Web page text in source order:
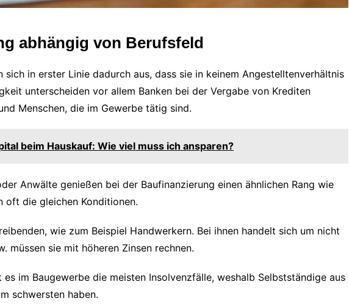
abhängig von Berufsfeld
sich in erster Linie dadurch aus, dass sie in keinem Angestelltenverhältnis
unterscheiden vor allem Banken bei der Vergabe von Krediten
Menschen, die im Gewerbe tätig sind.
beim Hauskauf: Wie viel muss ich ansparen?
Anwälte genießen bei der Baufinanzierung einen ähnlichen Rang wie
oft die gleichen Konditionen.
wie zum Beispiel Handwerkern. Bei ihnen handelt sich um nicht
müssen sie mit höheren Zinsen rechnen.
im Baugewerbe die meisten Insolvenzfälle, weshalb Selbstständige aus
schwersten haben.